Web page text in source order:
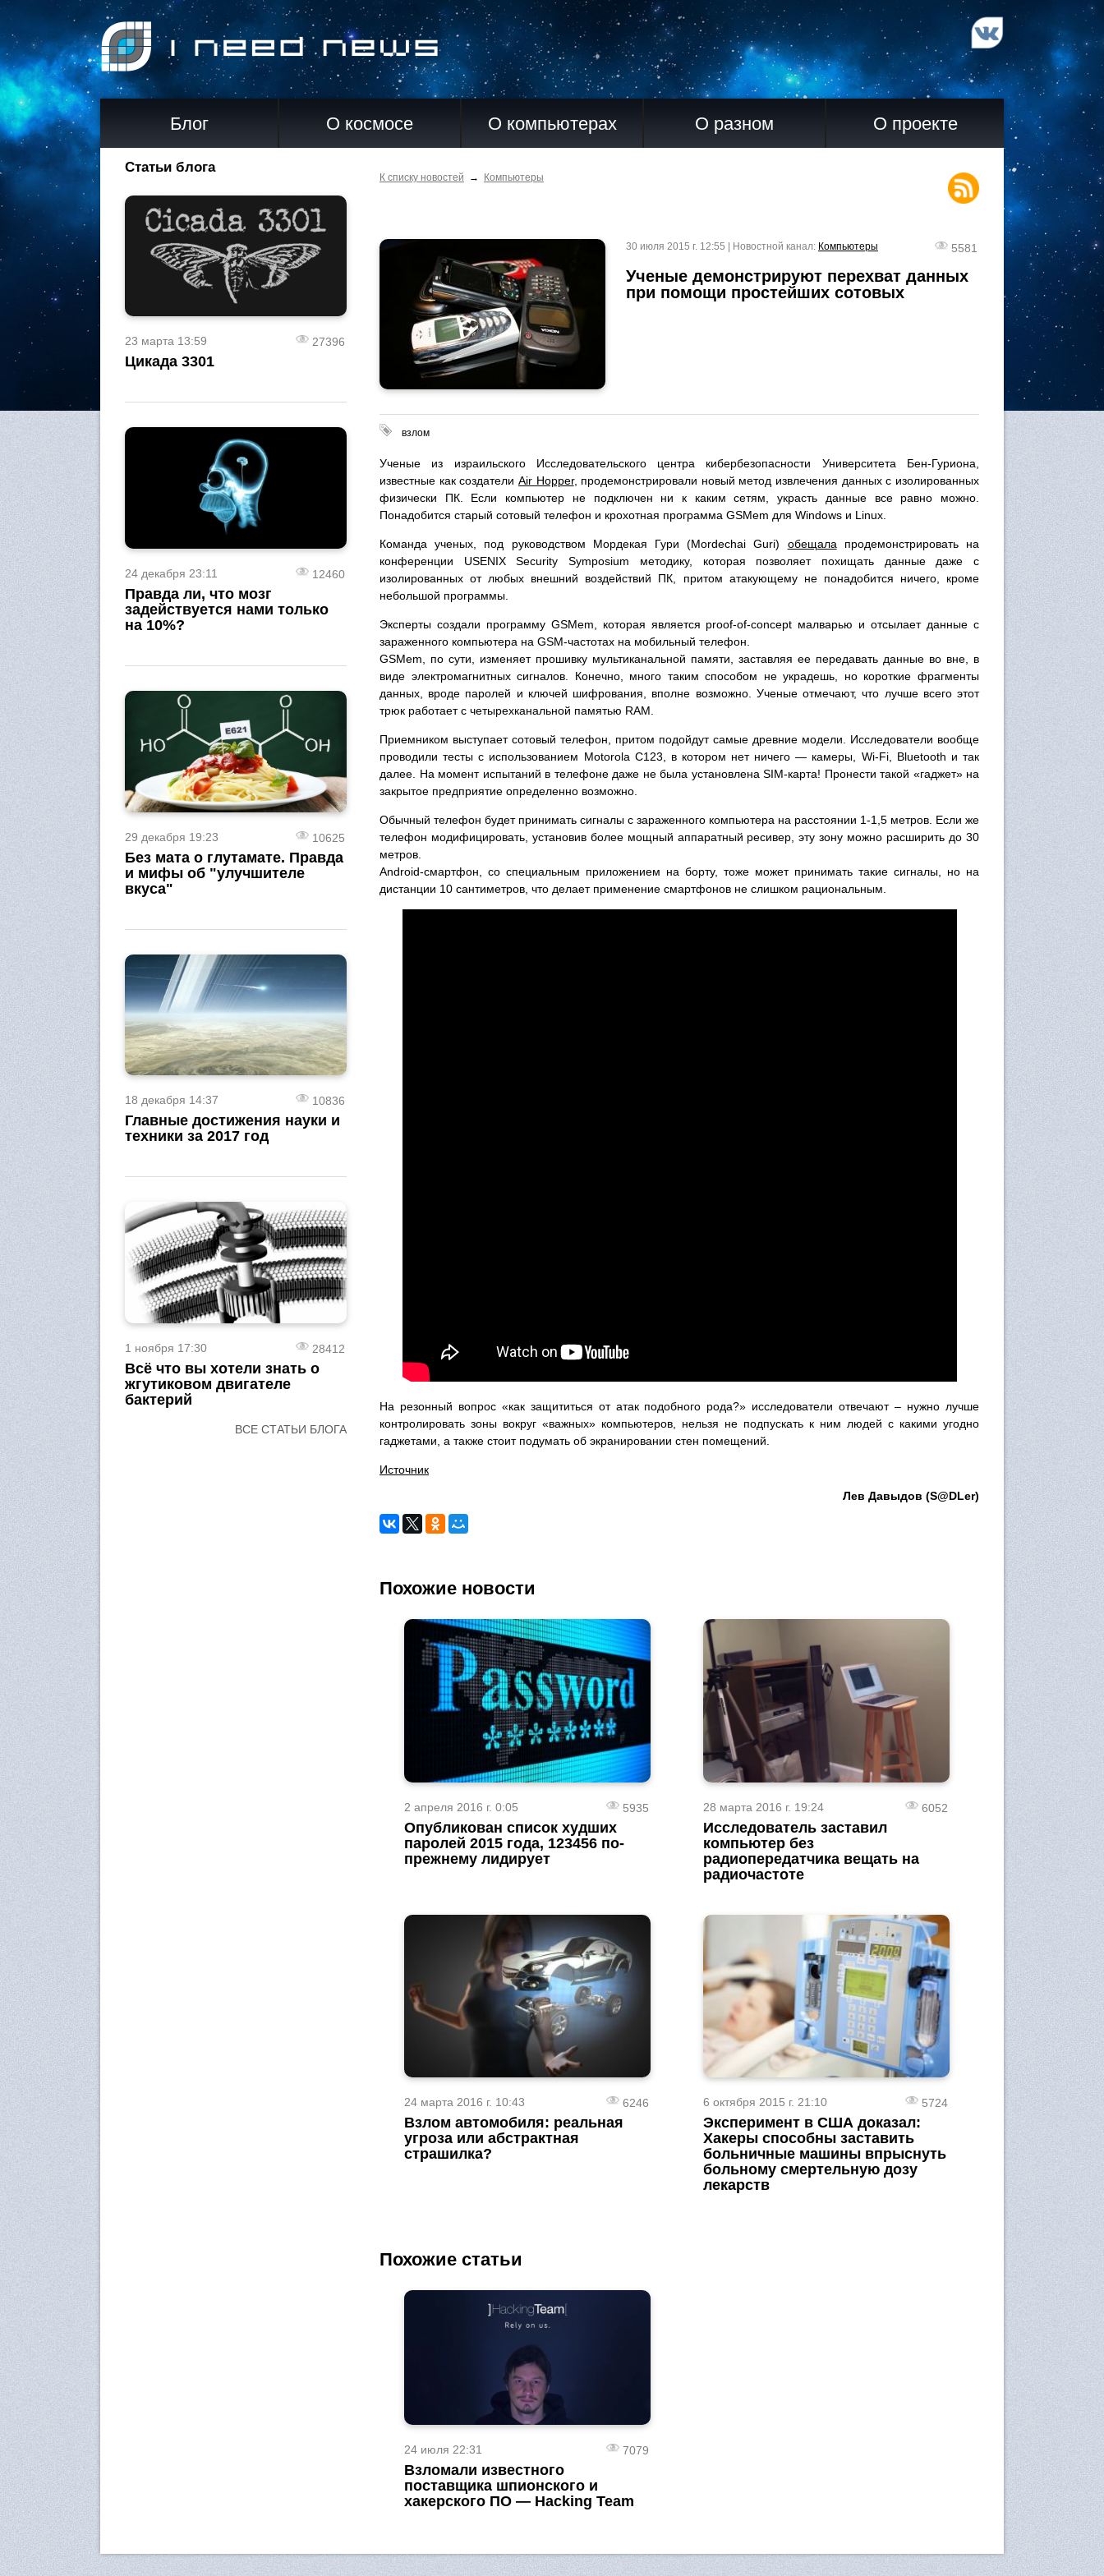
Блог О космосе О компьютерах О разном О проекте
Статьи блога
23 марта 13:59 27396
Цикада 3301
24 декабря 23:11 12460
Правда ли, что мозг
задействуется нами только
на 10%?
29 декабря 19:23 10625
Без мата о глутамате. Правда
и мифы об "улучшителе
вкуса"
18 декабря 14:37 10836
Главные достижения науки и
техники за 2017 год
1 ноября 17:30 28412
Всё что вы хотели знать о
жгутиковом двигателе
бактерий
ВСЕ СТАТЬИ БЛОГА
К списку новостей → Компьютеры
30 июля 2015 г. 12:55 | Новостной канал: Компьютеры 5581
Ученые демонстрируют перехват данных
при помощи простейших сотовых
взлом
Ученые из израильского Исследовательского центра кибербезопасности Университета Бен-Гуриона,
известные как создатели Air Hopper, продемонстрировали новый метод извлечения данных с изолированных
физически ПК. Если компьютер не подключен ни к каким сетям, украсть данные все равно можно.
Понадобится старый сотовый телефон и крохотная программа GSMem для Windows и Linux.
Команда ученых, под руководством Мордекая Гури (Mordechai Guri) обещала продемонстрировать на
конференции USENIX Security Symposium методику, которая позволяет похищать данные даже с
изолированных от любых внешний воздействий ПК, притом атакующему не понадобится ничего, кроме
небольшой программы.
Эксперты создали программу GSMem, которая является proof-of-concept малварью и отсылает данные с
зараженного компьютера на GSM-частотах на мобильный телефон.
GSMem, по сути, изменяет прошивку мультиканальной памяти, заставляя ее передавать данные во вне, в
виде электромагнитных сигналов. Конечно, много таким способом не украдешь, но короткие фрагменты
данных, вроде паролей и ключей шифрования, вполне возможно. Ученые отмечают, что лучше всего этот
трюк работает с четырехканальной памятью RAM.
Приемником выступает сотовый телефон, притом подойдут самые древние модели. Исследователи вообще
проводили тесты с использованием Motorola C123, в котором нет ничего — камеры, Wi-Fi, Bluetooth и так
далее. На момент испытаний в телефоне даже не была установлена SIM-карта! Пронести такой «гаджет» на
закрытое предприятие определенно возможно.
Обычный телефон будет принимать сигналы с зараженного компьютера на расстоянии 1-1,5 метров. Если же
телефон модифицировать, установив более мощный аппаратный ресивер, эту зону можно расширить до 30
метров.
Android-смартфон, со специальным приложением на борту, тоже может принимать такие сигналы, но на
дистанции 10 сантиметров, что делает применение смартфонов не слишком рациональным.
На резонный вопрос «как защититься от атак подобного рода?» исследователи отвечают – нужно лучше
контролировать зоны вокруг «важных» компьютеров, нельзя не подпускать к ним людей с какими угодно
гаджетами, а также стоит подумать об экранировании стен помещений.
Источник
Лев Давыдов (S@DLer)
Похожие новости
2 апреля 2016 г. 0:05 5935
Опубликован список худших
паролей 2015 года, 123456 по-
прежнему лидирует
28 марта 2016 г. 19:24 6052
Исследователь заставил
компьютер без
радиопередатчика вещать на
радиочастоте
24 марта 2016 г. 10:43 6246
Взлом автомобиля: реальная
угроза или абстрактная
страшилка?
6 октября 2015 г. 21:10 5724
Эксперимент в США доказал:
Хакеры способны заставить
больничные машины впрыснуть
больному смертельную дозу
лекарств
Похожие статьи
24 июля 22:31 7079
Взломали известного
поставщика шпионского и
хакерского ПО — Hacking Team